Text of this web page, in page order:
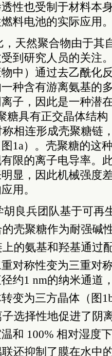
性也受制于材料本
料电池的实际应用
天然聚合物由于其
到研究人员的关注
中）通过去乙酰化
种含有游离氨基的
子，因此是一种潜
糖具有正交晶体结
称相连形成壳聚糖链
1a）。壳聚糖的这
限的离子电导率。
显，因此机械强度
用。
良兵团队基于可再
壳聚糖作为耐强碱
的氨基和羟基通过
对称性变为三重对
约1 nm的纳米通道
变为三方晶体（图
子选择性地促进了阴
和 100% 相对湿度
还抑制了膜在水中